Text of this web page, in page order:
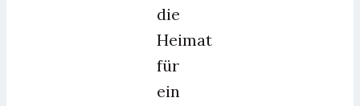
die
Heimat
für
ein